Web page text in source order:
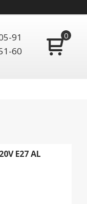
91
60
E27 AL